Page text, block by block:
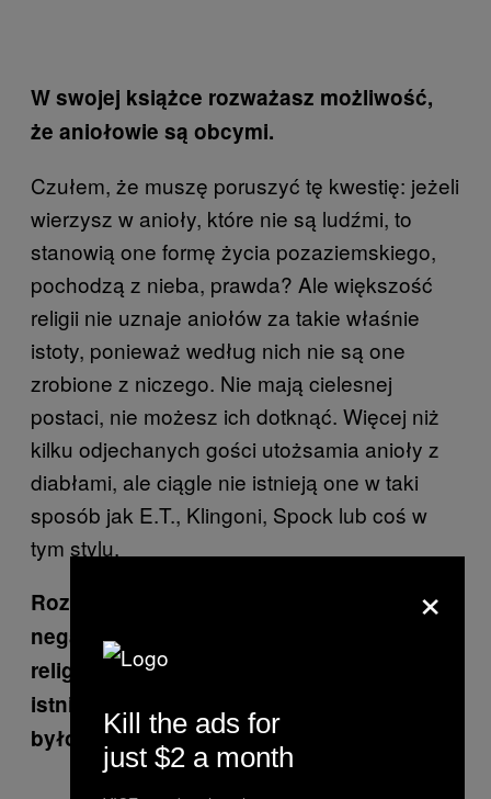
W swojej książce rozważasz możliwość,
że aniołowie są obcymi.
Czułem, że muszę poruszyć tę kwestię: jeżeli
wierzysz w anioły, które nie są ludźmi, to
stanowią one formę życia pozaziemskiego,
pochodzą z nieba, prawda? Ale większość
religii nie uznaje aniołów za takie właśnie
istoty, ponieważ według nich nie są one
zrobione z niczego. Nie mają cielesnej
postaci, nie możesz ich dotknąć. Więcej niż
kilku odjechanych gości utożsamia anioły z
diabłami, ale ciągle nie istnieją one w taki
sposób jak E.T., Klingoni, Spock lub coś w
tym stylu.
Rozkładasz na czynniki pierwsze
negatywne lub nonszalanckie poglądy
religijne na istnienie obcych. Ale czy
istnieją religie, dla których ich istnienie
byłoby dobrą wiadomością?
×
Kill the ads for
just $2 a month